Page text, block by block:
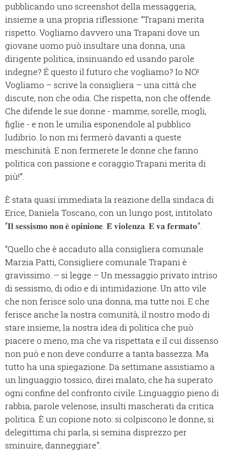
pubblicando uno screenshot della messaggeria,
insieme a una propria riflessione: “Trapani merita
rispetto. Vogliamo davvero una Trapani dove un
giovane uomo può insultare una donna, una
dirigente politica, insinuando ed usando parole
indegne? É questo il futuro che vogliamo? Io NO!
Vogliamo – scrive la consigliera – una città che
discute, non che odia. Che rispetta, non che offende.
Che difende le sue donne - mamme, sorelle, mogli,
figlie - e non le umilia esponendole al pubblico
ludibrio. Io non mi fermerò davanti a queste
meschinità. E non fermerete le donne che fanno
politica con passione e coraggio.Trapani merita di
più!”.
È stata quasi immediata la reazione della sindaca di
Erice, Daniela Toscano, con un lungo post, intitolato
“𝐈𝐥 𝐬𝐞𝐬𝐬𝐢𝐬𝐦𝐨 𝐧𝐨𝐧 𝐞̀ 𝐨𝐩𝐢𝐧𝐢𝐨𝐧𝐞. 𝐄̀ 𝐯𝐢𝐨𝐥𝐞𝐧𝐳𝐚. 𝐄 𝐯𝐚 𝐟𝐞𝐫𝐦𝐚𝐭𝐨”.
“Quello che è accaduto alla consigliera comunale
Marzia Patti, Consigliere comunale Trapani è
gravissimo. – si legge – Un messaggio privato intriso
di sessismo, di odio e di intimidazione. Un atto vile
che non ferisce solo una donna, ma tutte noi. E che
ferisce anche la nostra comunità, il nostro modo di
stare insieme, la nostra idea di politica che può
piacere o meno, ma che va rispettata e il cui dissenso
non può e non deve condurre a tanta bassezza. Ma
tutto ha una spiegazione. Da settimane assistiamo a
un linguaggio tossico, direi malato, che ha superato
ogni confine del confronto civile. Linguaggio pieno di
rabbia, parole velenose, insulti mascherati da critica
politica. È un copione noto: si colpiscono le donne, si
delegittima chi parla, si semina disprezzo per
sminuire, danneggiare".